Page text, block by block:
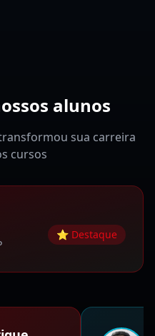
alunos
sua carreira
cursos
⭐ Destaque